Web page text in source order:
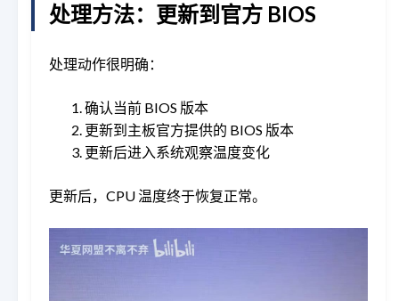
处理方法：更新到官方 BIOS
处理动作很明确：
确认当前 BIOS 版本
更新到主板官方提供的 BIOS 版本
更新后进入系统观察温度变化
更新后，CPU 温度终于恢复正常。